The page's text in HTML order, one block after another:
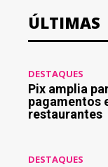
ÚLTIMAS
DESTAQUES
Pix amplia
pagamentos
restaurantes
DESTAQUES